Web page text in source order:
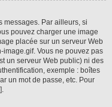
messages. Par ailleurs, si
pouvez charger une image
placée sur un serveur Web
image.gif. Vous ne pouvez pas
un serveur Web public) ni des
exemple : boîtes
un mot de passe, etc. Pour